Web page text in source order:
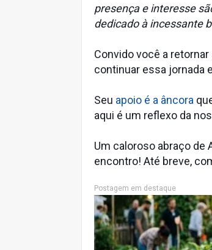
presença e interesse
dedicado à incessante
Convido você a
continuar essa jornada
Seu apoio é a âncora
aqui é um reflexo da
Um caloroso abraço de
encontro! Até breve,
Postagem em destaque